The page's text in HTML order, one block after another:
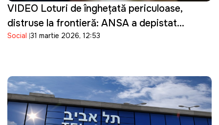
VIDEO Loturi de înghețată periculoase,
distruse la frontieră: ANSA a depistat
bacterii în produsele importate
Social 31 martie 2026, 12:53